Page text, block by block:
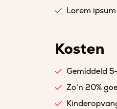
Lorem
Kosten
Gemiddeld
Zo'n 20%